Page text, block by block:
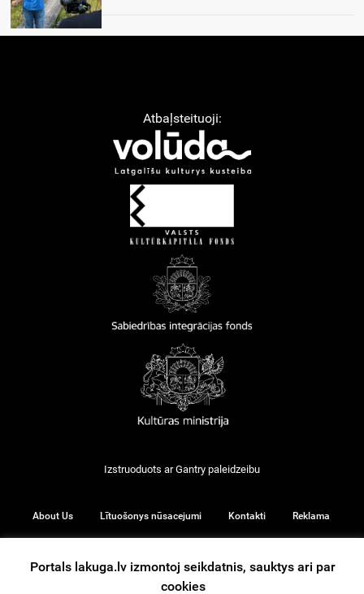
Atbaļsteituoji:
Izstruoduots arGantry paleidzeibu
About Us Lītuošonys nūsacejumi Kontakti Reklama
© 2026
Portals lakuga.lv izmontoj seikdatnis, sauktys ari par
cookies